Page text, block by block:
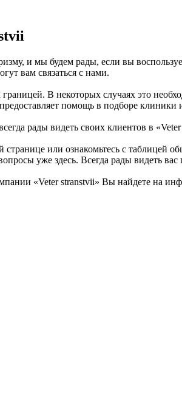
и мы будем рады, если вы
вам связаться с нами.
В некоторых случаях это
помощь в подборе
рады видеть своих клиентов в «Veter
или ознакомьтесь с
уже здесь. Всегда рады видеть вас
«Veter stranstvii» Вы найдете на